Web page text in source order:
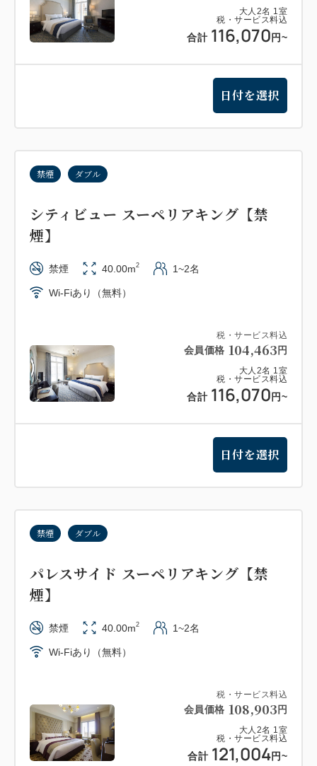
大人 2名 1 室
税・サービス料込
合計 116,070 円~
日付を選択
税・サービス料込
会員価格 104,463 円
大人 2名 1 室
税・サービス料込
合計 116,070 円~
禁煙 ダブル
シティビュー スーペリアキング【禁
煙】
禁煙 40.00m2 1~2名
Wi-Fiあり（無料）
日付を選択
税・サービス料込
会員価格 108,903 円
大人 2名 1 室
税・サービス料込
合計 121,004円~
禁煙 ダブル
パレスサイド スーペリアキング【禁
煙】
禁煙 40.00m2 1~2名
Wi-Fiあり（無料）